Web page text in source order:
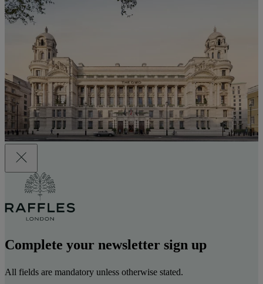
Complete your newsletter sign up
All fields are mandatory unless otherwise stated.